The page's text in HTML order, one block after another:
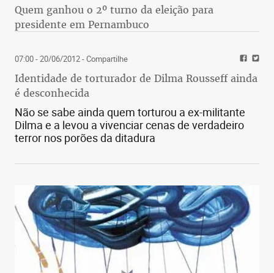
Quem ganhou o 2º turno da eleição para
presidente em Pernambuco
07:00 - 20/06/2012- Compartilhe
Identidade de torturador de Dilma Rousseff ainda
é desconhecida
Não se sabe ainda quem torturou a ex-militante
Dilma e a levou a vivenciar cenas de verdadeiro
terror nos porões da ditadura